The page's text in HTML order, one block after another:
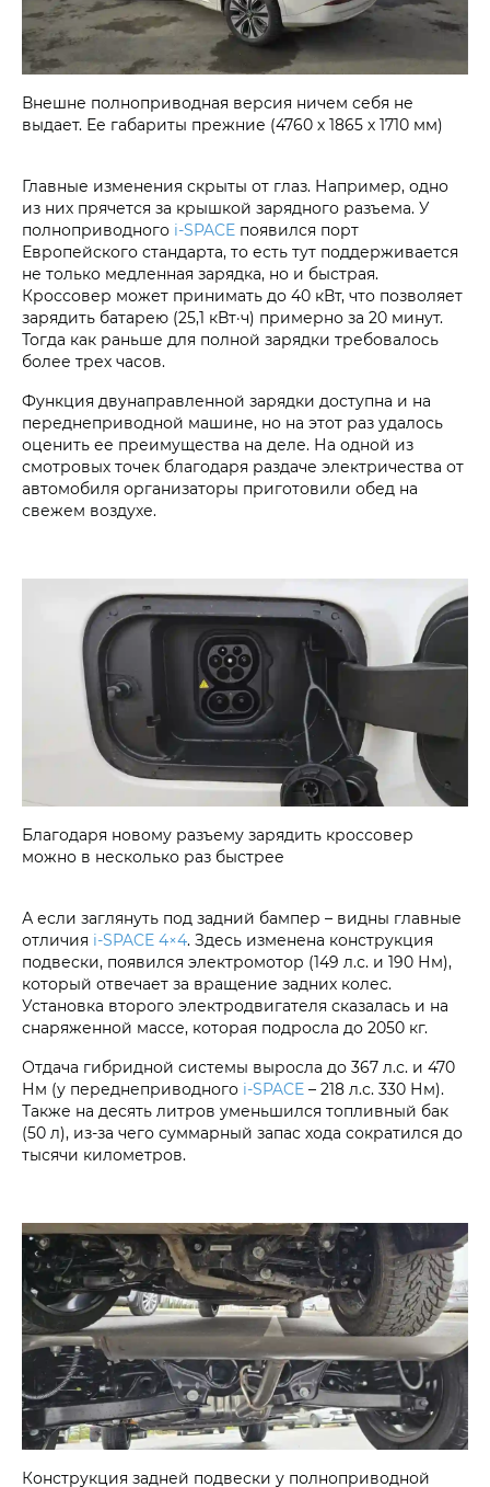
Внешне полноприводная версия ничем себя не
выдает. Ее габариты прежние (4760 х 1865 х 1710 мм)
Главные изменения скрыты от глаз. Например, одно
из них прячется за крышкой зарядного разъема. У
полноприводного i‑SPACE появился порт
Европейского стандарта, то есть тут поддерживается
не только медленная зарядка, но и быстрая.
Кроссовер может принимать до 40 кВт, что позволяет
зарядить батарею (25,1 кВт·ч) примерно за 20 минут.
Тогда как раньше для полной зарядки требовалось
более трех часов.
Функция двунаправленной зарядки доступна и на
переднеприводной машине, но на этот раз удалось
оценить ее преимущества на деле. На одной из
смотровых точек благодаря раздаче электричества от
автомобиля организаторы приготовили обед на
свежем воздухе.
Благодаря новому разъему зарядить кроссовер
можно в несколько раз быстрее
А если заглянуть под задний бампер – видны главные
отличия i‑SPACE 4×4. Здесь изменена конструкция
подвески, появился электромотор (149 л.с. и 190 Нм),
который отвечает за вращение задних колес.
Установка второго электродвигателя сказалась и на
снаряженной массе, которая подросла до 2050 кг.
Отдача гибридной системы выросла до 367 л.с. и 470
Нм (у переднеприводного i‑SPACE – 218 л.с. 330 Нм).
Также на десять литров уменьшился топливный бак
(50 л), из-за чего суммарный запас хода сократился до
тысячи километров.
Конструкция задней подвески у полноприводной